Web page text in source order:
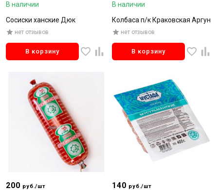
В наличии
Сосиски ханские Дюк
нет отзывов
В корзину
В наличии
Колбаса п/к Краковская Аргун
нет отзывов
В корзину
200 руб./шт 140 руб./шт